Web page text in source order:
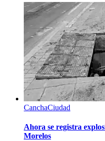
CanchaCiudad
Ahora se registra
Morelos